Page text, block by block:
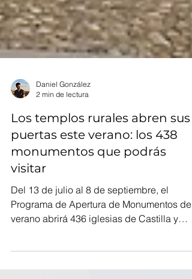
2 min de lectura
Los templos rurales abren sus
puertas este verano: los 438
monumentos que podrás
visitar
Del 13 de julio al 8 de septiembre, el
Programa de Apertura de Monumentos de
León. Muchas rurales.